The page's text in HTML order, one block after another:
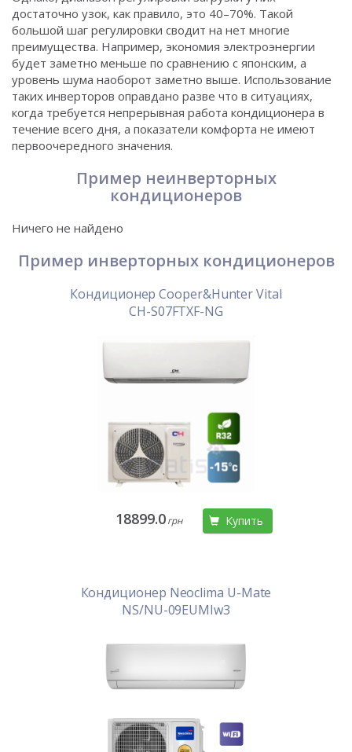
достаточно узок, как правило, это 40–70%. Такой
большой шаг регулировки сводит на нет многие
преимущества. Например, экономия электроэнергии
будет заметно меньше по сравнению с японским, а
уровень шума наоборот заметно выше. Использование
таких инверторов оправдано разве что в ситуациях,
когда требуется непрерывная работа кондиционера в
течение всего дня, а показатели комфорта не имеют
первоочередного значения.
Пример неинверторных
кондиционеров
Ничего не найдено
Пример инверторных кондиционеров
Кондиционер Cooper&Hunter Vital
CH-S07FTXF-NG
18899.0грн Купить
Кондиционер Neoclima U-Mate
NS/NU-09EUMIw3